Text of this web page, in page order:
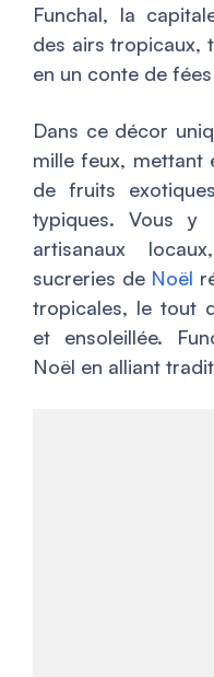
Funchal, la
des airs tropicaux,
en un conte de
Dans ce décor
mille feux, mettant
de fruits
typiques. Vous y
artisanaux
sucreries de Noël
tropicales, le tout
et ensoleillée.
Noël en alliant